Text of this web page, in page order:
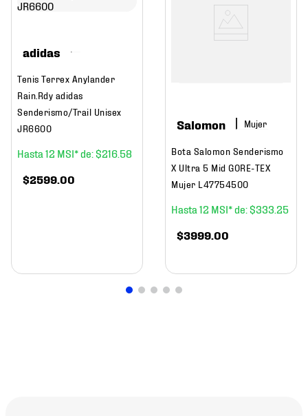
adidas
Tenis Terrex Anylander
Rain.Rdy adidas
Senderismo/Trail Unisex
JR6600
12 $216 58
$2599.00
Salomon Mujer
Bota Salomon Senderismo
X Ultra 5 Mid GORE-TEX
Mujer L47754500
12 $333 25
$3999.00